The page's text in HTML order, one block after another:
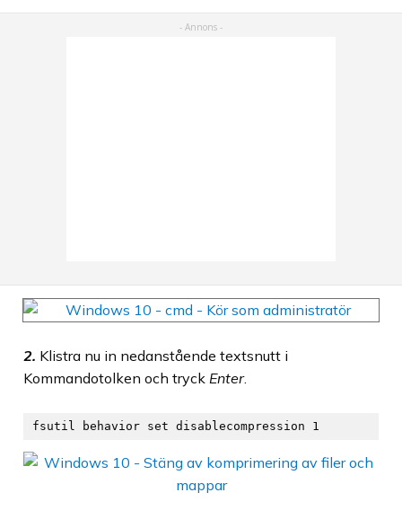
2. Klistra nu in nedanstående textsnutt i
Kommandotolken och tryck Enter.
fsutil behavior set disablecompression 1